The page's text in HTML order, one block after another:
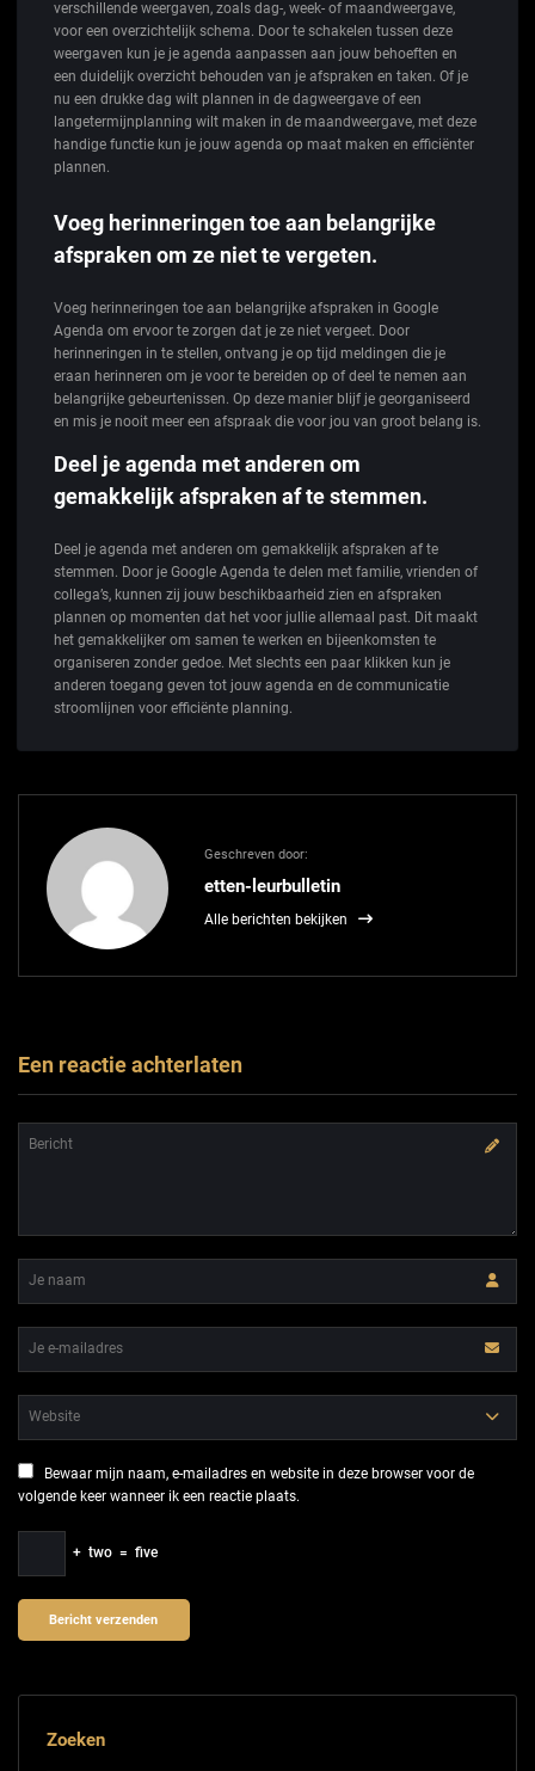
verschillende weergaven, zoals dag-, week- of maandweergave,
voor een overzichtelijk schema. Door te schakelen tussen deze
weergaven kun je je agenda aanpassen aan jouw behoeften en
een duidelijk overzicht behouden van je afspraken en taken. Of je
nu een drukke dag wilt plannen in de dagweergave of een
langetermijnplanning wilt maken in de maandweergave, met deze
handige functie kun je jouw agenda op maat maken en efficiënter
plannen.
Voeg herinneringen toe aan belangrijke
afspraken om ze niet te vergeten.
Voeg herinneringen toe aan belangrijke afspraken in Google
Agenda om ervoor te zorgen dat je ze niet vergeet. Door
herinneringen in te stellen, ontvang je op tijd meldingen die je
eraan herinneren om je voor te bereiden op of deel te nemen aan
belangrijke gebeurtenissen. Op deze manier blijf je georganiseerd
en mis je nooit meer een afspraak die voor jou van groot belang is.
Deel je agenda met anderen om
gemakkelijk afspraken af te stemmen.
Deel je agenda met anderen om gemakkelijk afspraken af te
stemmen. Door je Google Agenda te delen met familie, vrienden of
collega’s, kunnen zij jouw beschikbaarheid zien en afspraken
plannen op momenten dat het voor jullie allemaal past. Dit maakt
het gemakkelijker om samen te werken en bijeenkomsten te
organiseren zonder gedoe. Met slechts een paar klikken kun je
anderen toegang geven tot jouw agenda en de communicatie
stroomlijnen voor efficiënte planning.
Geschreven door:
etten-leurbulletin
Alle berichten bekijken
Een reactie achterlaten
Bewaar mijn naam, e-mailadres en website in deze browser voor de
volgende keer wanneer ik een reactie plaats.
+ two = five
Zoeken